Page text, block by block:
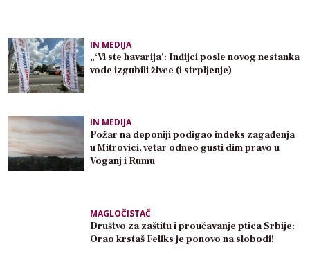
IN MEDIJA
„‘Vi ste havarija’: Inđijci posle novog nestanka
vode izgubili živce (i strpljenje)
IN MEDIJA
Požar na deponiji podigao indeks zagađenja
u Mitrovici, vetar odneo gusti dim pravo u
Voganj i Rumu
MAGLOČISTAČ
Društvo za zaštitu i proučavanje ptica Srbije:
Orao krstaš Feliks je ponovo na slobodi!